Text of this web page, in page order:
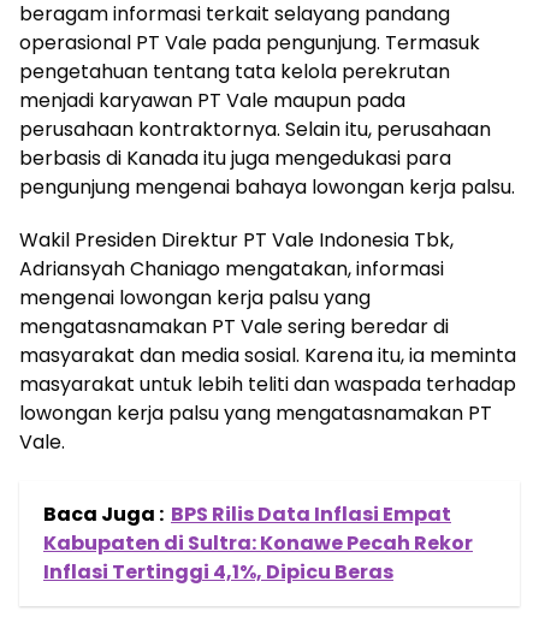
beragam informasi terkait selayang pandang
operasional PT Vale pada pengunjung. Termasuk
pengetahuan tentang tata kelola perekrutan
menjadi karyawan PT Vale maupun pada
perusahaan kontraktornya. Selain itu, perusahaan
berbasis di Kanada itu juga mengedukasi para
pengunjung mengenai bahaya lowongan kerja palsu.
Wakil Presiden Direktur PT Vale Indonesia Tbk,
Adriansyah Chaniago mengatakan, informasi
mengenai lowongan kerja palsu yang
mengatasnamakan PT Vale sering beredar di
masyarakat dan media sosial. Karena itu, ia meminta
masyarakat untuk lebih teliti dan waspada terhadap
lowongan kerja palsu yang mengatasnamakan PT
Vale.
Baca Juga : BPS Rilis Data Inflasi Empat
Kabupaten di Sultra: Konawe Pecah Rekor
Inflasi Tertinggi 4,1%, Dipicu Beras